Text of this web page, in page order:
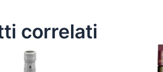
correlati